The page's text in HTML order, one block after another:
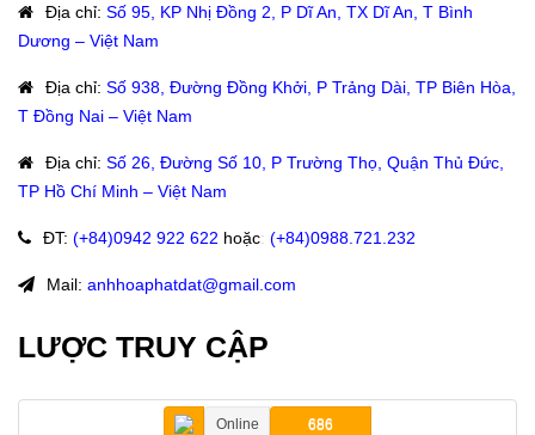
Địa chỉ: Số 95, KP Nhị Đồng 2, P Dĩ An, TX Dĩ An, T Bình
Dương – Việt Nam
Địa chỉ: Số 938, Đường Đồng Khởi, P Trảng Dài, TP Biên Hòa,
T Đồng Nai – Việt Nam
Địa chỉ: Số 26, Đường Số 10, P Trường Thọ, Quận Thủ Đức,
TP Hồ Chí Minh – Việt Nam
ĐT: (+84)0942 922 622 hoặc: (+84)0988.721.232
Mail: anhhoaphatdat@gmail.com
LƯỢC TRUY CẬP
Online 686